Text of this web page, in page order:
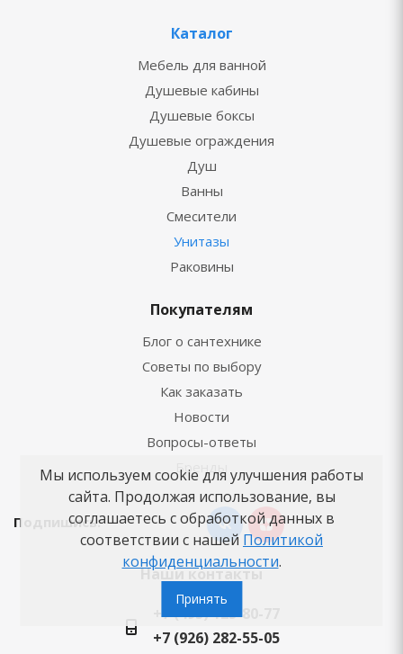
Каталог
Мебель для ванной
Душевые кабины
Душевые боксы
Душевые ограждения
Душ
Ванны
Смесители
Унитазы
Раковины
Покупателям
Блог о сантехнике
Советы по выбору
Как заказать
Новости
Вопросы-ответы
Бренды
Подпишись:
Наши контакты
+7 (495) 125-80-77
+7 (926) 282-55-05
Мы используем cookie для улучшения работы
сайта. Продолжая использование, вы
соглашаетесь с обработкой данных в
соответствии с нашей Политикой
конфиденциальности.
Принять